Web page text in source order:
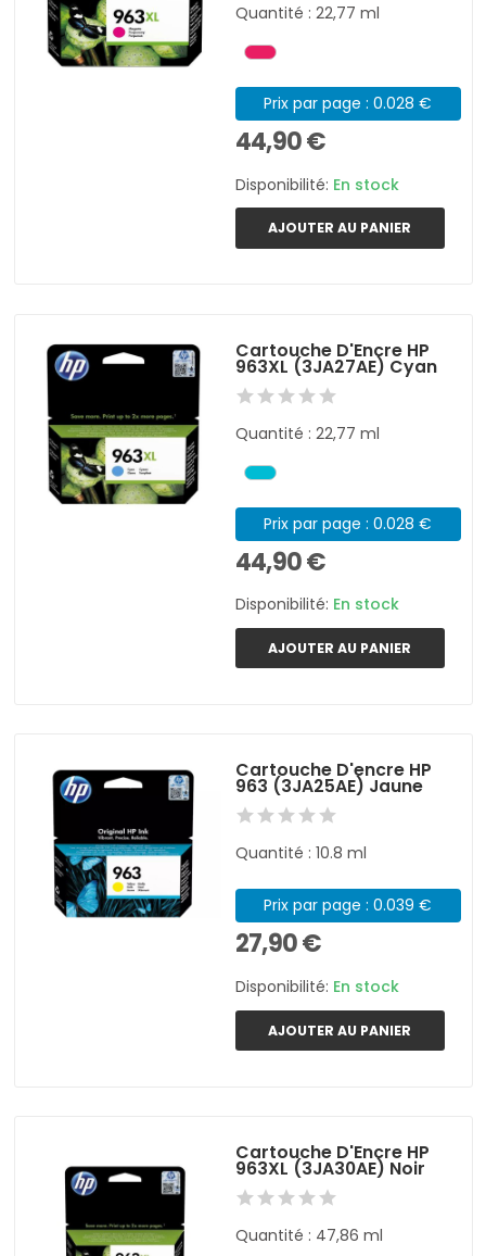
Quantité : 22,77 ml
Prix par page : 0.028 €
44,90 €
Disponibilité: En stock
AJOUTER AU PANIER
Cartouche D'Encre HP
963XL (3JA27AE) Cyan
Quantité : 22,77 ml
Prix par page : 0.028 €
44,90 €
Disponibilité: En stock
AJOUTER AU PANIER
Cartouche D'encre HP
963 (3JA25AE) Jaune
Quantité : 10.8 ml
Prix par page : 0.039 €
27,90 €
Disponibilité: En stock
AJOUTER AU PANIER
Cartouche D'Encre HP
963XL (3JA30AE) Noir
Quantité : 47,86 ml